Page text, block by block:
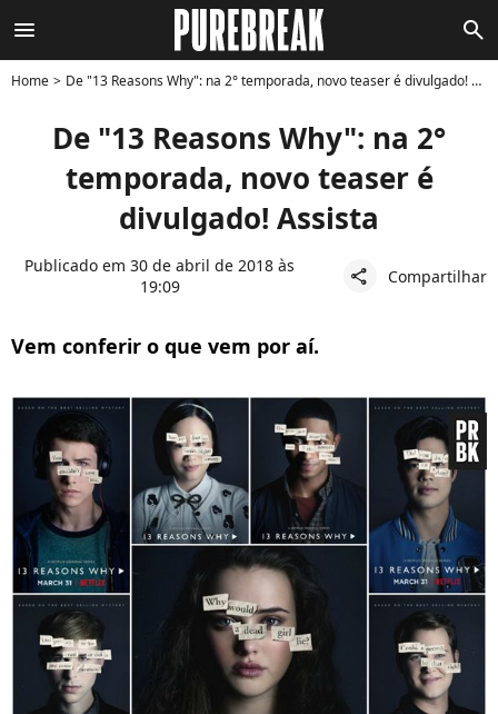
menu search
Home De "13 Reasons Why": na 2° temporada, novo teaser é divulgado! Assista
De "13 Reasons Why": na 2°
temporada, novo teaser é
divulgado! Assista
Publicado em 30 de abril de 2018 às
19:09
share Compartilhar
Vem conferir o que vem por aí.